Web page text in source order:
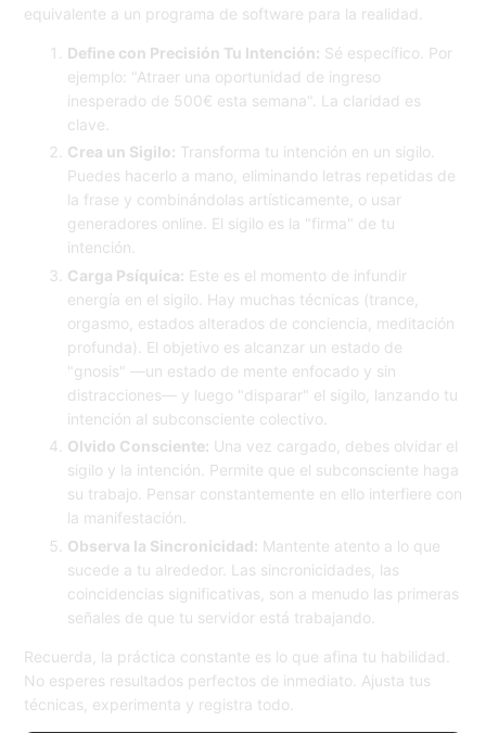
equivalente a un programa de software para la realidad.
Define con Precisión Tu Intención: Sé específico. Por
ejemplo: "Atraer una oportunidad de ingreso
inesperado de 500€ esta semana". La claridad es
clave.
Crea un Sigilo: Transforma tu intención en un sigilo.
Puedes hacerlo a mano, eliminando letras repetidas de
la frase y combinándolas artísticamente, o usar
generadores online. El sigilo es la "firma" de tu
intención.
Carga Psíquica: Este es el momento de infundir
energía en el sigilo. Hay muchas técnicas (trance,
orgasmo, estados alterados de conciencia, meditación
profunda). El objetivo es alcanzar un estado de
"gnosis" —un estado de mente enfocado y sin
distracciones— y luego "disparar" el sigilo, lanzando tu
intención al subconsciente colectivo.
Olvido Consciente: Una vez cargado, debes olvidar el
sigilo y la intención. Permite que el subconsciente haga
su trabajo. Pensar constantemente en ello interfiere con
la manifestación.
Observa la Sincronicidad: Mantente atento a lo que
sucede a tu alrededor. Las sincronicidades, las
coincidencias significativas, son a menudo las primeras
señales de que tu servidor está trabajando.
Recuerda, la práctica constante es lo que afina tu habilidad.
No esperes resultados perfectos de inmediato. Ajusta tus
técnicas, experimenta y registra todo.